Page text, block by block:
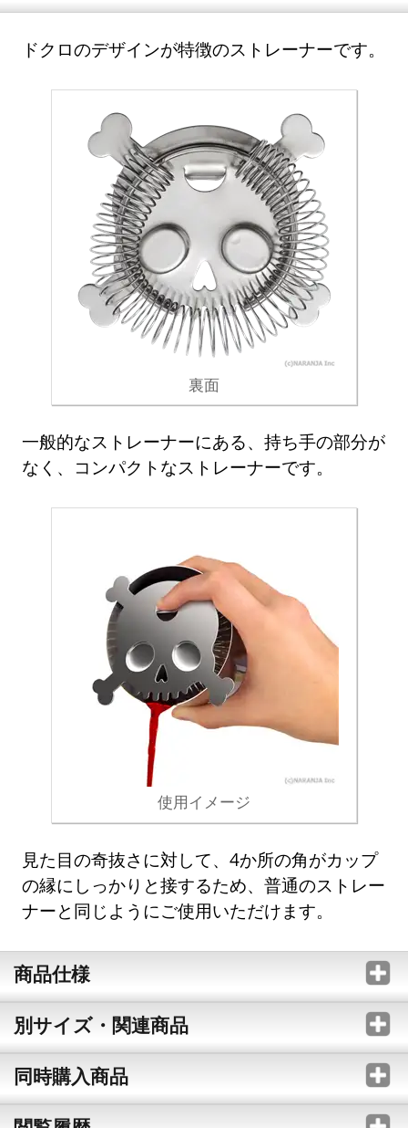
ドクロのデザインが特徴のストレーナーです。
裏面
一般的なストレーナーにある、持ち手の部分が
なく、コンパクトなストレーナーです。
使用イメージ
見た目の奇抜さに対して、4か所の角がカップ
の縁にしっかりと接するため、普通のストレー
ナーと同じようにご使用いただけます。
商品仕様
別サイズ・関連商品
同時購入商品